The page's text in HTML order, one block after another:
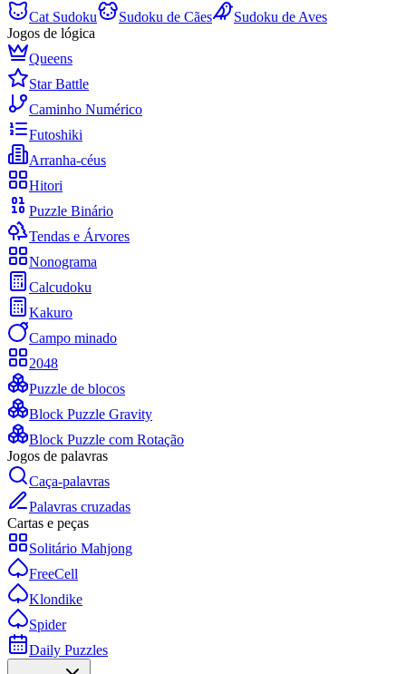
Cat Sudoku
Sudoku de Cães
Sudoku de Aves
Jogos de lógica
Queens
Star Battle
Caminho Numérico
Futoshiki
Arranha-céus
Hitori
Puzzle Binário
Tendas e Árvores
Nonograma
Calcudoku
Kakuro
Campo minado
2048
Puzzle de blocos
Block Puzzle Gravity
Block Puzzle com Rotação
Jogos de palavras
Caça-palavras
Palavras cruzadas
Cartas e peças
Solitário Mahjong
FreeCell
Klondike
Spider
Daily Puzzles